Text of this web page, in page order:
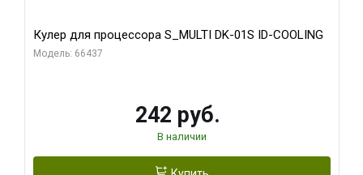
Кулер для процессора S_MULTI DK-01S ID-COOLING
Модель: 66437
242 руб.
В наличии